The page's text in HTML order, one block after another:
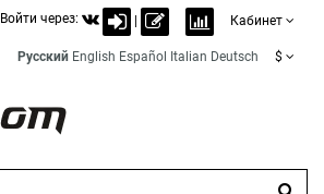
Войти через: Кабинет
Русский English Español Italian Deutsch $